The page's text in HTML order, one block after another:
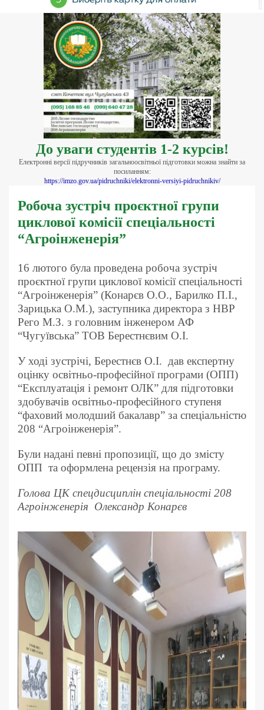
До уваги студентів 1-2 курсів!
Електронні версії підручників загальноосвітньої підготовки можна знайти за
посиланням:
https://imzo.gov.ua/pidruchniki/elektronni-versiyi-pidruchnikiv/
Робоча зустріч проєктної групи
циклової комісії спеціальності
“Агроінженерія”
16 лютого була проведена робоча зустріч
проєктної групи циклової комісії спеціальності
“Агроінженерія” (Конарєв О.О., Барилко П.І.,
Зарицька О.М.), заступника директора з НВР
Рего М.З. з головним інженером АФ
“Чугуївська” ТОВ Берестнєвим О.І.
У ході зустрічі, Берестнєв О.І. дав експертну
оцінку освітньо-професійної програми (ОПП)
“Експлуатація і ремонт ОЛК” для підготовки
здобувачів освітньо-професійного ступеня
“фаховий молодший бакалавр” за спеціальністю
208 “Агроінженерія”.
Були надані певні пропозиції, що до змісту
ОПП та оформлена рецензія на програму.
Голова ЦК спецдисциплін спеціальності 208
Агроінженерія Олександр Конарєв